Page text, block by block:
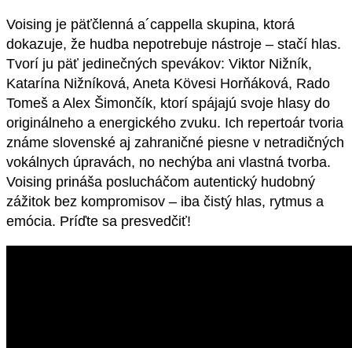
Voising je päťčlenná a´cappella skupina, ktorá
dokazuje, že hudba nepotrebuje nástroje – stačí hlas.
Tvorí ju päť jedinečných spevákov: Viktor Nižník,
Katarína Nižníková, Aneta Kövesi Horňáková, Rado
Tomeš a Alex Šimončík, ktorí spájajú svoje hlasy do
originálneho a energického zvuku. Ich repertoár tvoria
známe slovenské aj zahraničné piesne v netradičných
vokálnych úpravách, no nechýba ani vlastná tvorba.
Voising prináša poslucháčom autentický hudobný
zážitok bez kompromisov – iba čistý hlas, rytmus a
emócia. Príďte sa presvedčiť!